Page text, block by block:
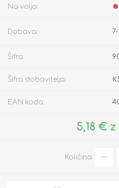
Na voljo:
Dobava:
Šifra:
Šifra dobavitelja:
EAN koda:
5,18 €
Količina: